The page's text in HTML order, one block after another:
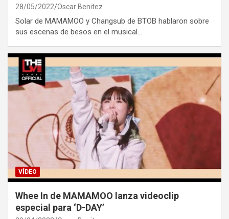
28/05/2022 Oscar Benitez
Solar de MAMAMOO y Changsub de BTOB hablaron sobre
sus escenas de besos en el musical…
VÍDEO
Whee In de MAMAMOO lanza videoclip
especial para ‘D-DAY’